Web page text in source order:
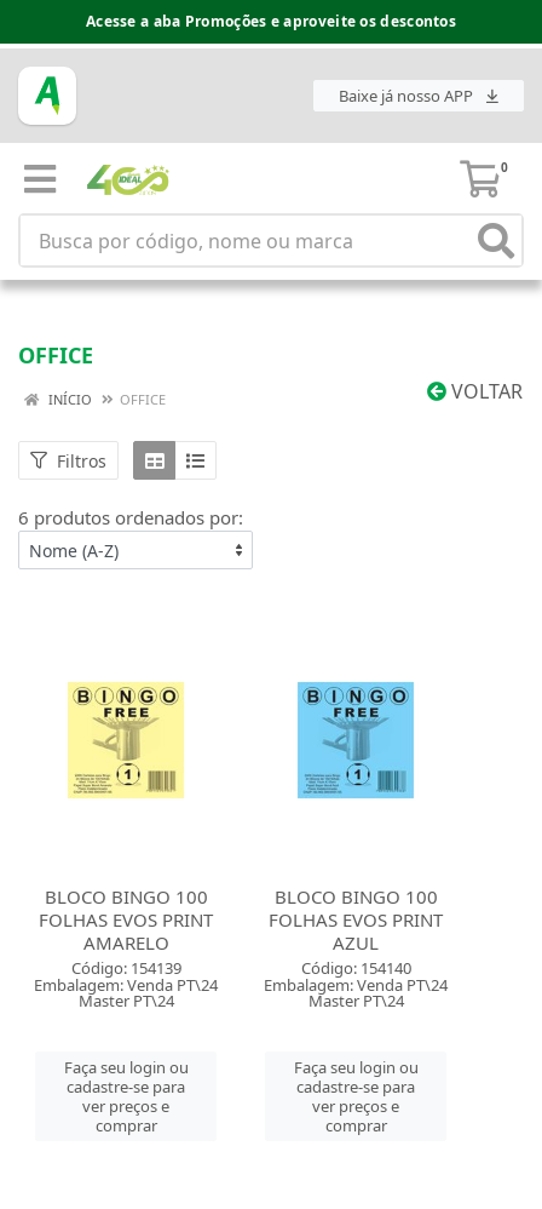
Acesse a aba Promoções e aproveite os descontos
Baixe já nosso APP
0
OFFICE
VOLTAR
INÍCIO OFFICE
Filtros
6 produtos ordenados por:
BLOCO BINGO 100
FOLHAS EVOS PRINT
AMARELO
Código: 154139
Embalagem: Venda PT\24
Master PT\24
Faça seu login ou
cadastre-se para
ver preços e
comprar
BLOCO BINGO 100
FOLHAS EVOS PRINT
AZUL
Código: 154140
Embalagem: Venda PT\24
Master PT\24
Faça seu login ou
cadastre-se para
ver preços e
comprar